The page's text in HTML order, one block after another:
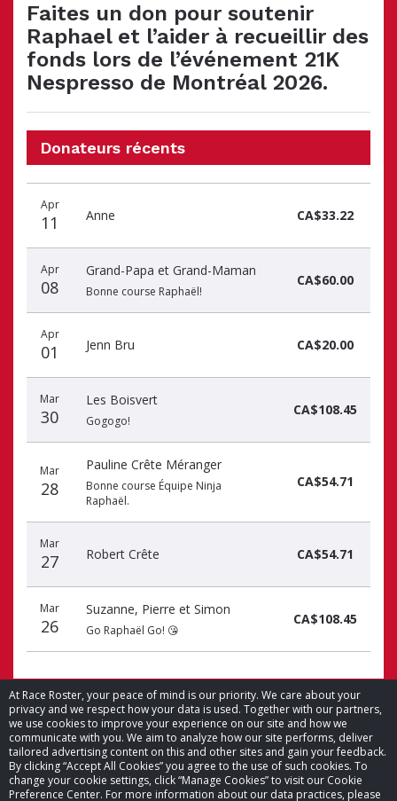
At Race Roster, your peace of mind is our priority. We care about your
privacy and we respect how your data is used. Together with our partners,
we use cookies to improve your experience on our site and how we
communicate with you. We aim to analyze how our site performs, deliver
tailored advertising content on this and other sites and gain your feedback.
By clicking “Accept All Cookies” you agree to the use of such cookies. To
change your cookie settings, click “Manage Cookies” to visit our Cookie
Preference Center. For more information about our data practices, please
Faites un don pour soutenir
Raphael et l’aider à recueillir des
fonds lors de l’événement 21K
Nespresso de Montréal 2026.
Donateurs récents
du
don
du
donateur
du
don
Apr
11 Anne CA$33.22
Apr
08
Grand-Papa et Grand-Maman
Bonne course Raphaël!
CA$60.00
Apr
01 Jenn Bru CA$20.00
Mar
30
Les Boisvert
Gogogo!
CA$108.45
Mar
28
Pauline Crête Méranger
Bonne course Équipe Ninja
Raphaël.
CA$54.71
Mar
27 Robert Crête CA$54.71
Mar
26
Suzanne, Pierre et Simon
Go Raphaël Go! 😘
CA$108.45
© 2026 Race Roster. Tous droits réservés.
Paramètres des témoins